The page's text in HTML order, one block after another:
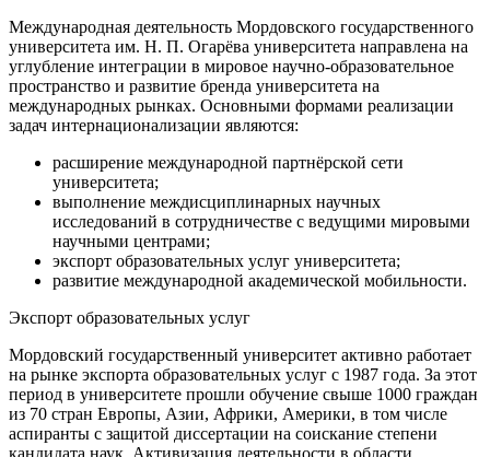
Международная деятельность Мордовского государственного
университета им. Н. П. Огарёва университета направлена на
углубление интеграции в мировое научно-образовательное
пространство и развитие бренда университета на
международных рынках. Основными формами реализации
задач интернационализации являются:
расширение международной партнёрской сети
университета;
выполнение междисциплинарных научных
исследований в сотрудничестве с ведущими мировыми
научными центрами;
экспорт образовательных услуг университета;
развитие международной академической мобильности.
Экспорт образовательных услуг
Мордовский государственный университет активно работает
на рынке экспорта образовательных услуг с 1987 года. За этот
период в университете прошли обучение свыше 1000 граждан
из 70 стран Европы, Азии, Африки, Америки, в том числе
аспиранты с защитой диссертации на соискание степени
кандидата наук. Активизация деятельности в области